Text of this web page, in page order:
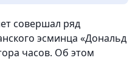
совершал ряд
эсминца «Дональд
часов. Об этом